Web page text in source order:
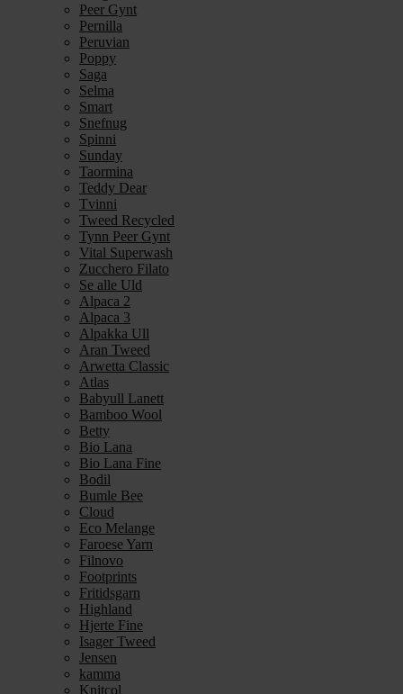
Peer Gynt
Pernilla
Peruvian
Poppy
Saga
Selma
Smart
Snefnug
Spinni
Sunday
Taormina
Teddy Dear
Tvinni
Tweed Recycled
Tynn Peer Gynt
Vital Superwash
Zucchero Filato
Se alle Uld
Alpaca 2
Alpaca 3
Alpakka Ull
Aran Tweed
Arwetta Classic
Atlas
Babyull Lanett
Bamboo Wool
Betty
Bio Lana
Bio Lana Fine
Bodil
Bumle Bee
Cloud
Eco Melange
Faroese Yarn
Filnovo
Footprints
Fritidsgarn
Highland
Hjerte Fine
Isager Tweed
Jensen
kamma
Knitcol